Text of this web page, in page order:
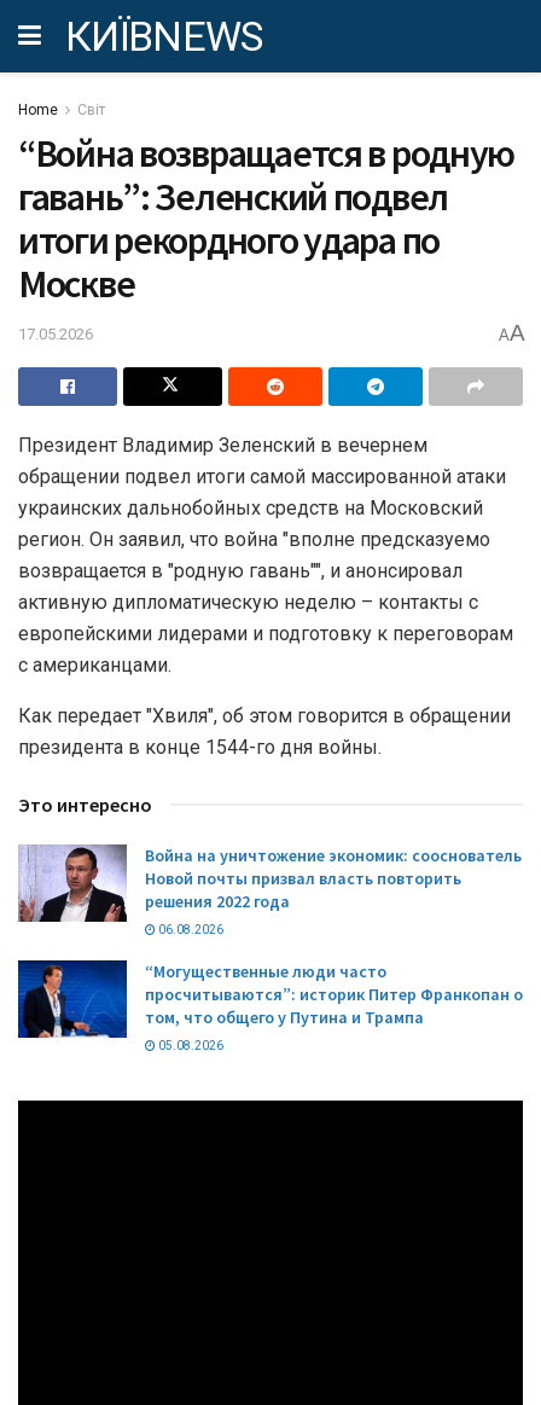
КИЇВNEWS
Home Світ
“Война возвращается в родную
гавань”: Зеленский подвел
итоги рекордного удара по
Москве
17.05.2026 AA
Президент Владимир Зеленский в вечернем
обращении подвел итоги самой массированной атаки
украинских дальнобойных средств на Московский
регион. Он заявил, что война "вполне предсказуемо
возвращается в "родную гавань"", и анонсировал
активную дипломатическую неделю – контакты с
европейскими лидерами и подготовку к переговорам
с американцами.
Как передает "Хвиля", об этом говорится в обращении
президента в конце 1544-го дня войны.
Это интересно
Война на уничтожение экономик: сооснователь
Новой почты призвал власть повторить
решения 2022 года
06.08.2026
“Могущественные люди часто
просчитываются”: историк Питер Франкопан о
том, что общего у Путина и Трампа
05.08.2026